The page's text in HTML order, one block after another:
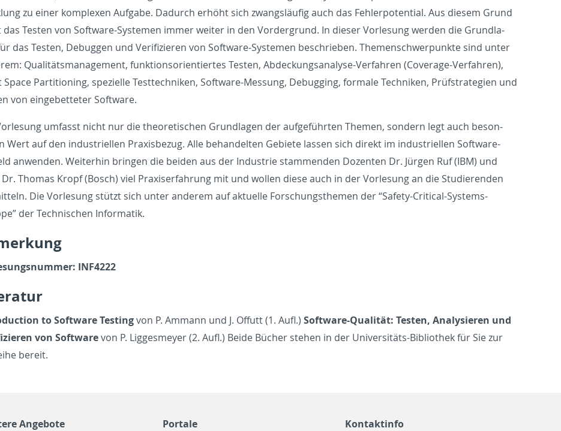
zu einer kom­plexen Auf­gabe. Dadurch erhöht sich zwangsläufig auch das Fehler­po­ten­tial. Aus diesem Grund
das Testen von Soft­ware-Sys­te­men immer weiter in den Vorder­grund. In dieser Vor­lesung wer­den die Grund­la­
das Testen, De­buggen und Ver­i­fizieren von Soft­ware-Sys­te­men beschrieben. The­men­schw­er­punkte sind unter
Qualitäts­man­age­ment, funk­tion­sori­en­tiertes Testen, Ab­deck­ungs­analyse-Ver­fahren (Cov­er­age-Ver­fahren),
Space Par­ti­tion­ing, spezielle Test­tech­niken, Soft­ware-Mes­sung, De­bug­ging, for­male Tech­niken, Prüfs­trate­gien und
von einge­bet­teter Soft­ware.
um­fasst nicht nur die the­o­retis­chen Grund­la­gen der aufgeführten The­men, son­dern legt auch beson­
Wert auf den in­dus­triellen Prax­is­bezug. Alle be­han­del­ten Ge­bi­ete lassen sich di­rekt im in­dus­triellen Soft­ware-
an­wen­den. Weit­er­hin brin­gen die bei­den aus der In­dus­trie stam­menden Dozen­ten Dr. Jürgen Ruf (IBM) und
Dr. Thomas Kropf (Bosch) viel Praxis­er­fahrung mit und wollen diese auch in der Vor­lesung an die Studieren­den
Die Vor­lesung stützt sich unter an­derem auf ak­tuelle Forschungs­the­men der “Safety-Crit­i­cal-Sys­tems-
der Tech­nis­chen In­for­matik.
IN­F4222
to Soft­ware Test­ingvon P. Am­mann und J. Of­futt (1. Aufl.) Soft­ware-Qualität: Testen, Analysieren und
von Soft­warevon P. Ligges­meyer (2. Aufl.) Beide Bücher ste­hen in der Uni­ver­sitäts-Bib­lio­thek für Sie zur
bereit.
Angebote Portale Kontaktinfo